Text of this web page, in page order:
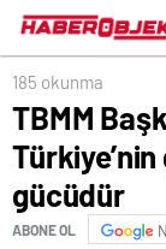
gücüdür
185 okunma
TBMM
gücüdür
ABONE OL